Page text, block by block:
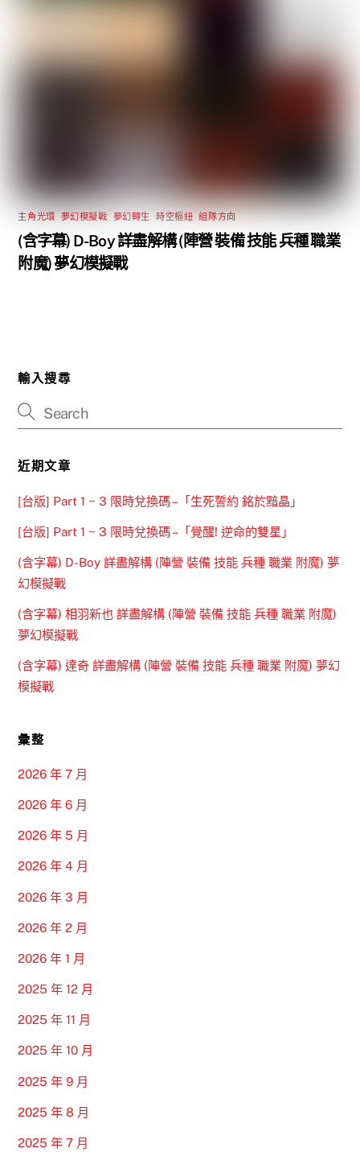
主角光環 夢幻模擬戰 夢幻轉生 時空樞紐 ,組隊方向
(含字幕) D-Boy 詳盡解構 (陣營 裝備 技能 兵種 職業
附魔) 夢幻模擬戰
輸入搜尋
近期文章
[台版] Part 1 ~ 3 限時兌換碼 –「生死誓約 銘於黯晶」
[台版] Part 1 ~ 3 限時兌換碼 –「覺醒! 逆命的雙星」
(含字幕) D-Boy 詳盡解構 (陣營 裝備 技能 兵種 職業 附魔) 夢
幻模擬戰
(含字幕) 相羽新也 詳盡解構 (陣營 裝備 技能 兵種 職業 附魔)
夢幻模擬戰
(含字幕) 達奇 詳盡解構 (陣營 裝備 技能 兵種 職業 附魔) 夢幻
模擬戰
彙整
2026 年 7 月
2026 年 6 月
2026 年 5 月
2026 年 4 月
2026 年 3 月
2026 年 2 月
2026 年 1 月
2025 年 12 月
2025 年 11 月
2025 年 10 月
2025 年 9 月
2025 年 8 月
2025 年 7 月